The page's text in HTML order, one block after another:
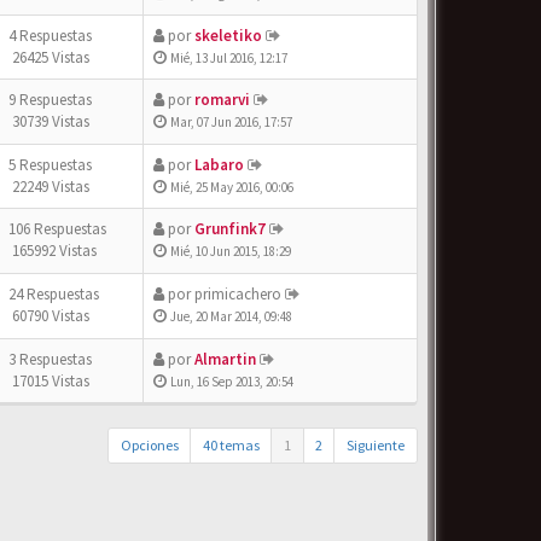
4 Respuestas
26425 Vistas
porskeletiko
Mié, 13 Jul 2016, 12:17
9 Respuestas
30739 Vistas
porromarvi
Mar, 07 Jun 2016, 17:57
5 Respuestas
22249 Vistas
porLabaro
Mié, 25 May 2016, 00:06
106 Respuestas
165992 Vistas
porGrunfink7
Mié, 10 Jun 2015, 18:29
24 Respuestas
60790 Vistas
porprimicachero
Jue, 20 Mar 2014, 09:48
3 Respuestas
17015 Vistas
porAlmartin
Lun, 16 Sep 2013, 20:54
Opciones 40 temas 1 2 Siguiente